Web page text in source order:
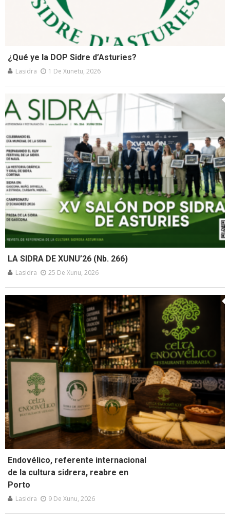
¿Qué ye la DOP Sidre d’Asturies?
Lasidra 1 De Xunetu, 2026
LA SIDRA DE XUNU’26 (Nb. 266)
Lasidra 25 De Xunu, 2026
Endovélico, referente internacional
de la cultura sidrera, reabre en
Porto
Lasidra 9 De Xunu, 2026